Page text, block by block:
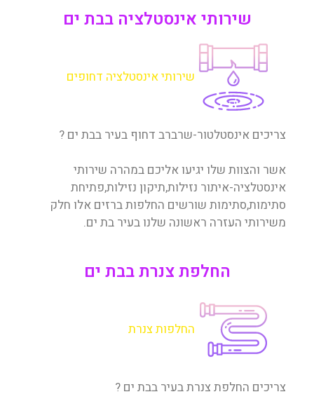
שירותי אינסטלציה בבת ים
שירותי אינסטלציה דחופים
צריכים אינסטלטור-שרברב דחוף בעיר בבת ים ?
אשר והצוות שלו יגיעו אליכם במהרה שירותי
אינסטלציה-איתור נזילות,תיקון נזילות,פתיחת
סתימות,סתימות שורשים החלפות ברזים אלו חלק
משירותי העזרה ראשונה שלנו בעיר בת ים.
החלפת צנרת בבת ים
החלפות צנרת
צריכים החלפת צנרת בעיר בבת ים ?